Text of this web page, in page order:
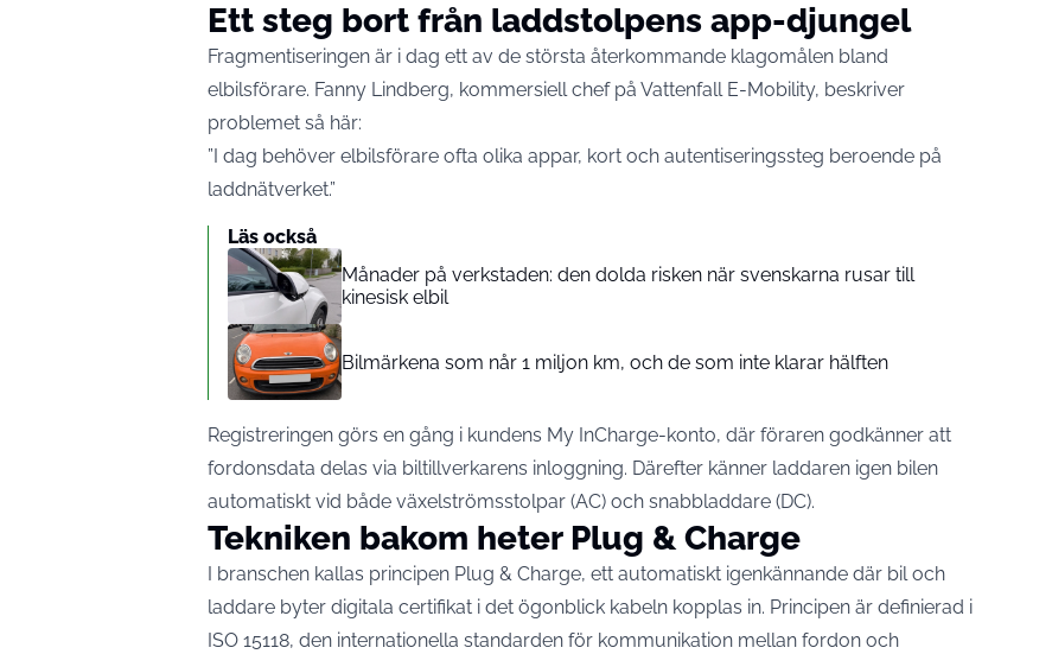
Ett steg bort från laddstolpens app-djungel
Fragmentiseringen är i dag ett av de största återkommande klagomålen bland
elbilsförare. Fanny Lindberg, kommersiell chef på Vattenfall E-Mobility, beskriver
problemet så här:
”I dag behöver elbilsförare ofta olika appar, kort och autentiseringssteg beroende på
laddnätverket.”
Läs också
Månader på verkstaden: den dolda risken när svenskarna rusar till
kinesisk elbil
Bilmärkena som når 1 miljon km, och de som inte klarar hälften
Registreringen görs en gång i kundens My InCharge-konto, där föraren godkänner att
fordonsdata delas via biltillverkarens inloggning. Därefter känner laddaren igen bilen
automatiskt vid både växelströmsstolpar (AC) och snabbladdare (DC).
Tekniken bakom heter Plug & Charge
I branschen kallas principen Plug & Charge, ett automatiskt igenkännande där bil och
laddare byter digitala certifikat i det ögonblick kabeln kopplas in. Principen är definierad i
ISO 15118, den internationella standarden för kommunikation mellan fordon och